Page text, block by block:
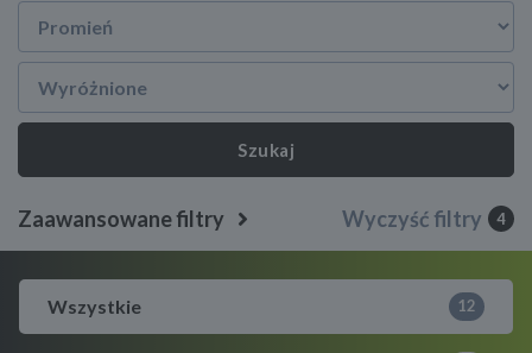
Szukaj
Zaawansowane filtry Wyczyść filtry 4
Wszystkie 12